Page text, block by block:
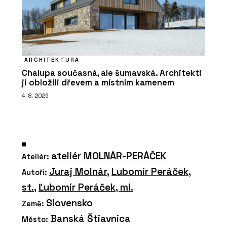
ARCHITEKTURA
Chalupa současná, ale šumavská. Architekti
ji obložili dřevem a místním kamenem
4. 8. 2026
Ateliér: ateliér MOLNÁR-PERÁČEK
Autoři: Juraj Molnár, Lubomír Peráček,
st., Ľubomír Peráček, ml.
Země: Slovensko
Město: Banská Štiavnica